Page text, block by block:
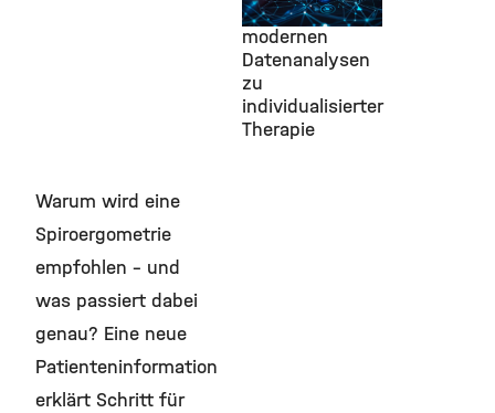
COPD: Mit
modernen
Datenanalysen
zu
individualisierter
Therapie
Warum wird eine
Spiroergometrie
empfohlen – und
was passiert dabei
genau? Eine neue
Patienteninformation
erklärt Schritt für